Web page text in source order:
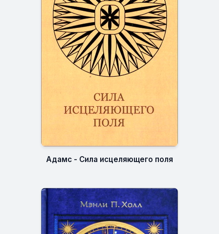
Адамс - Сила исцеляющего поля